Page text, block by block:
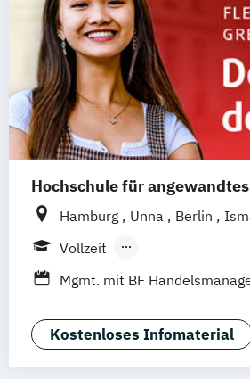
Marketing-
Medien- und
Hochschule für
Hamburg Unna Berlin
Mannheim
Stuttgart
Vollzeit
Berufsbegleitendes
Mgmt. mit BF
Social Media Studies
Kostenloses Infomaterial